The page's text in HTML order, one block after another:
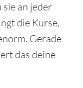
an jeder
die Kurse,
Gerade
das deine